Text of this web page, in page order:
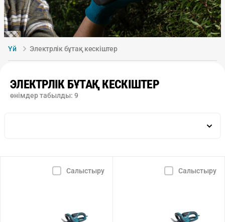
Үй Электрлік бұтақ кескіштер
ЭЛЕКТРЛІК БҰТАҚ КЕСКІШТЕР
өнімдер табылды: 9
Салыстыру Салыстыру